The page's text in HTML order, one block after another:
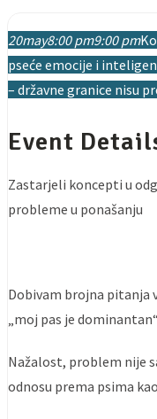
20may8:00 pm9:00 pm
pseće emocije i
– državne granice nisu
Event
Zastarjeli koncepti u
probleme u ponašanju
Dobivam brojna pitanja
„moj pas je
Nažalost, problem nije
odnosu prema psima